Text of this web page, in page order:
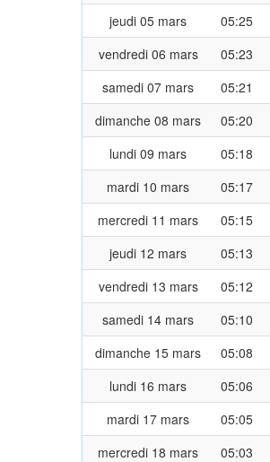
jeudi 05 mars
05:25
vendredi 06 mars
05:23
samedi 07 mars
05:21
dimanche 08 mars
05:20
lundi 09 mars
05:18
mardi 10 mars
05:17
mercredi 11 mars
05:15
jeudi 12 mars
05:13
vendredi 13 mars
05:12
samedi 14 mars
05:10
dimanche 15 mars
05:08
lundi 16 mars
05:06
mardi 17 mars
05:05
mercredi 18 mars
05:03